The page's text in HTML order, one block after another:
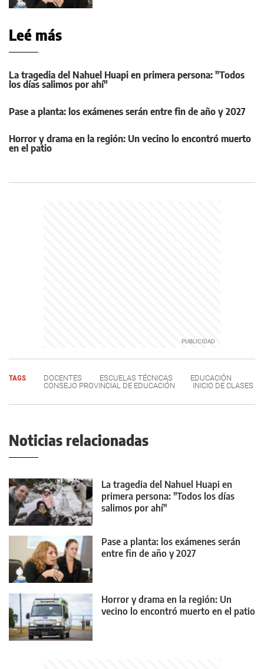
Leé más
La tragedia del Nahuel Huapi en primera persona: "Todos
los días salimos por ahí"
Pase a planta: los exámenes serán entre fin de año y 2027
Horror y drama en la región: Un vecino lo encontró muerto
en el patio
TAGS DOCENTES ESCUELAS TÉCNICAS
EDUCACIÓN
CONSEJO PROVINCIAL DE EDUCACIÓN
INICIO DE CLASES
Noticias relacionadas
La tragedia del Nahuel Huapi en
primera persona: "Todos los días
salimos por ahí"
Pase a planta: los exámenes serán
entre fin de año y 2027
Horror y drama en la región: Un
vecino lo encontró muerto en el patio